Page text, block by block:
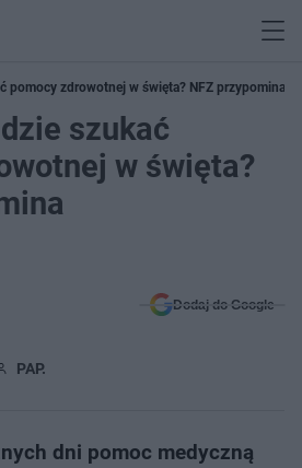
pomocy zdrowotnej w święta? NFZ przypomina
szukać
w święta?
Dodaj do Google
PAP.
dni pomoc medyczną